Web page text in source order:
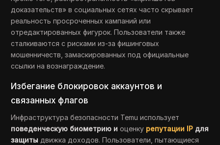
доказательств» в социальных сетях часто скрывает
реальность просроченных кампаний или
отредактированных фигурок. Пользователи также
сталкиваются с рисками из-за фишинговых
мошенничеств, замаскированных под официальные
ссылки на вознаграждение.
Избегание блокировок аккаунтов и
связанных флагов
Инфраструктура безопасности Temu использует
поведенческую биометрию и оценку репутации IP для
защиты движка доходов. Пользователи, пытающиеся